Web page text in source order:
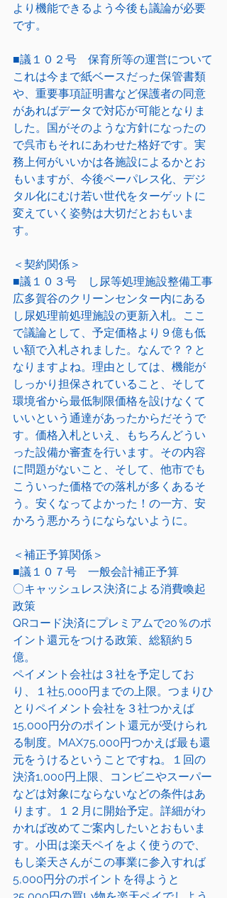
より機能できるよう今後も議論が必要
です。
■議１０２号　保育所等の運営について
これは今まで紙ベースだった保管書類
や、重要事項証明書など保護者の同意
があればデータで対応が可能となりま
した。国がそのような方針になったの
で呉市もそれにあわせた格好です。実
務上何がいいかは各施設によるかとお
もいますが、今後ペーパレス化、デジ
タル化にむけ若い世代をターゲットに
変えていく姿勢は大切だとおもいま
す。
＜契約関係＞
■議１０３号　し尿等処理施設整備工事
広多賀谷のクリーンセンター内にある
し尿処理前処理施設の更新入札。ここ
で議論として、予定価格より９億も低
い額で入札されました。なんで？？と
なりますよね。理由としては、機能が
しっかり担保されていること、そして
環境省から最低制限価格を設けなくて
いいという通達があったからだそうで
す。価格入札といえ、もちろんどうい
った設備か審査を行います。その内容
に問題がないこと、そして、他市でも
こういった価格での落札が多くあるそ
う。安くなってよかった！の一方、安
かろう悪かろうにならないように。
＜補正予算関係＞
■議１０７号　一般会計補正予算
〇キャッシュレス決済による消費喚起
政策
QRコード決済にプレミアムで20％のポ
イント還元をつける政策、総額約５
億。
ペイメント会社は３社を予定してお
り、１社5,000円までの上限。つまりひ
とりペイメント会社を３社つかえば
15,000円分のポイント還元が受けられ
る制度。MAX75,000円つかえば最も還
元をうけるということですね。１回の
決済1,000円上限、コンビニやスーパー
などは対象にならないなどの条件はあ
ります。１２月に開始予定。詳細がわ
かれば改めてご案内したいとおもいま
す。小田は楽天ペイをよく使うので、
もし楽天さんがこの事業に参入すれば
5,000円分のポイントを得ようと